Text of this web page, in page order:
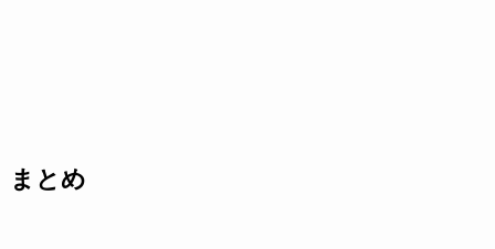
まとめ